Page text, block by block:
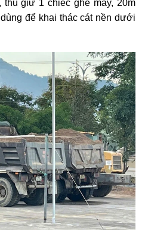
giữ 1 chiếc ghe máy, 20m
để khai thác cát nền dưới